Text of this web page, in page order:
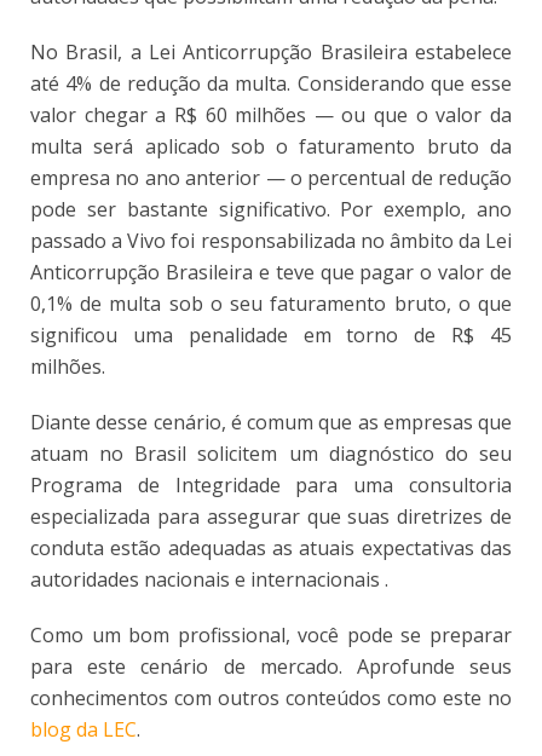
No Brasil, a Lei Anticorrupção Brasileira estabelece
até 4% de redução da multa. Considerando que esse
valor chegar a R$ 60 milhões — ou que o valor da
multa será aplicado sob o faturamento bruto da
empresa no ano anterior — o percentual de redução
pode ser bastante significativo. Por exemplo, ano
passado a Vivo foi responsabilizada no âmbito da Lei
Anticorrupção Brasileira e teve que pagar o valor de
0,1% de multa sob o seu faturamento bruto, o que
significou uma penalidade em torno de R$ 45
milhões.
Diante desse cenário, é comum que as empresas que
atuam no Brasil solicitem um diagnóstico do seu
Programa de Integridade para uma consultoria
especializada para assegurar que suas diretrizes de
conduta estão adequadas as atuais expectativas das
autoridades nacionais e internacionais .
Como um bom profissional, você pode se preparar
para este cenário de mercado. Aprofunde seus
conhecimentos com outros conteúdos como este no
blog da LEC.